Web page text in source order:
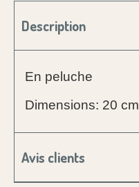
Description
En peluche
Dimensions: 20 cm
Avis clients